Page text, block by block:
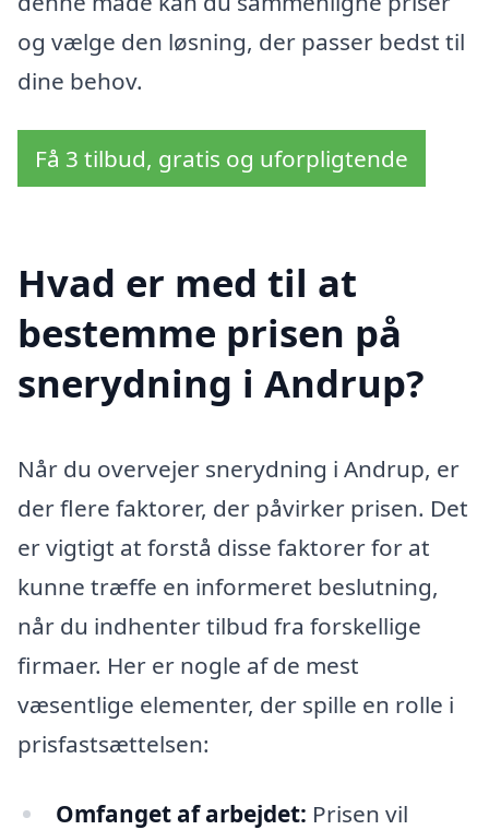
og vælge den løsning, der passer bedst til
dine behov.
Få 3 tilbud, gratis og uforpligtende
Hvad er med til at
bestemme prisen på
snerydning i Andrup?
Når du overvejer snerydning i Andrup, er
der flere faktorer, der påvirker prisen. Det
er vigtigt at forstå disse faktorer for at
kunne træffe en informeret beslutning,
når du indhenter tilbud fra forskellige
firmaer. Her er nogle af de mest
væsentlige elementer, der spille en rolle i
prisfastsættelsen:
Omfanget af arbejdet: Prisen vil